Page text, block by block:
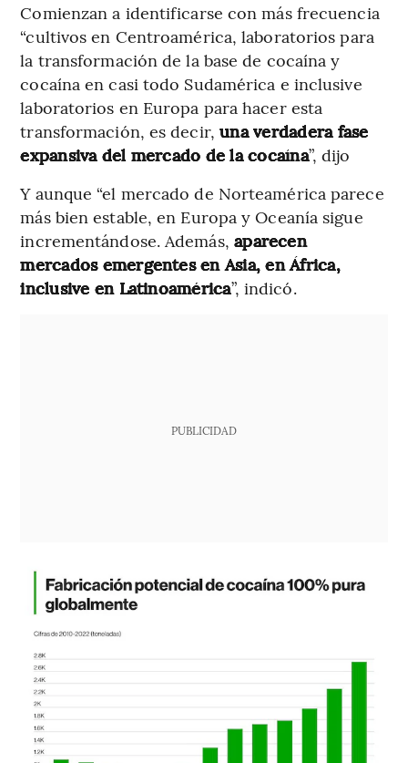
Comienzan a identificarse con más frecuencia
“cultivos en Centroamérica, laboratorios para
la transformación de la base de cocaína y
cocaína en casi todo Sudamérica e inclusive
laboratorios en Europa para hacer esta
transformación, es decir, una verdadera fase
expansiva del mercado de la cocaína”, dijo
Y aunque “el mercado de Norteamérica parece
más bien estable, en Europa y Oceanía sigue
incrementándose. Además, aparecen
mercados emergentes en Asia, en África,
inclusive en Latinoamérica”, indicó.
PUBLICIDAD